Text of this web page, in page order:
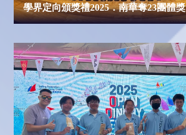
學界定向頒獎禮2025．南華奪23團體獎